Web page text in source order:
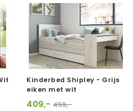
Kinderbed Shipley - Grijs
eiken met wit
409,- 459,-